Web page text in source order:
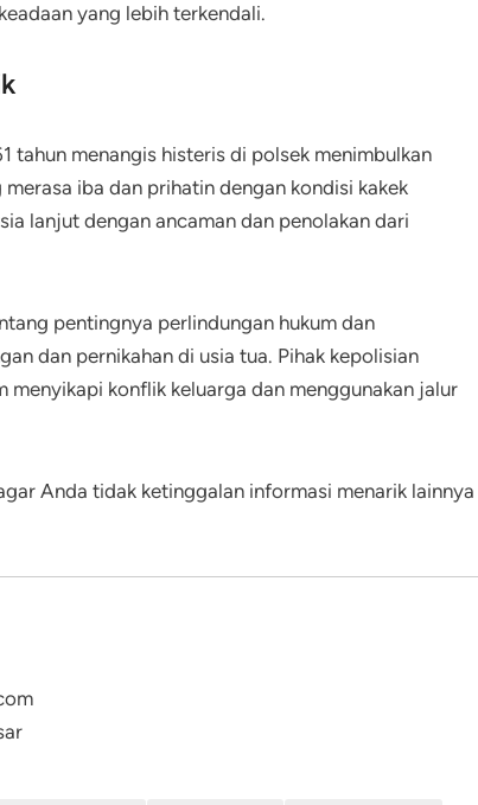
yang lebih terkendali.
tahun menangis histeris di polsek menimbulkan
iba dan prihatin dengan kondisi kakek
lanjut dengan ancaman dan penolakan dari
pentingnya perlindungan hukum dan
dan pernikahan di usia tua. Pihak kepolisian
konflik keluarga dan menggunakan jalur
Anda tidak ketinggalan informasi menarik lainnya